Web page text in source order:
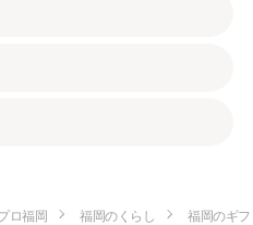
ロ福岡 福岡のくらし 福岡のギ